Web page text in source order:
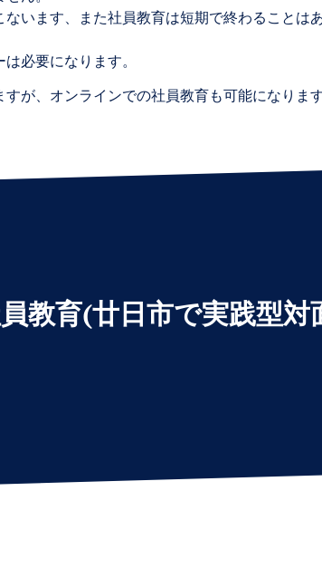
います、また社員教育は短期で終わることは
必要になります。
が、オンラインでの社員教育も可能になりま
教育(廿日市で実践型対